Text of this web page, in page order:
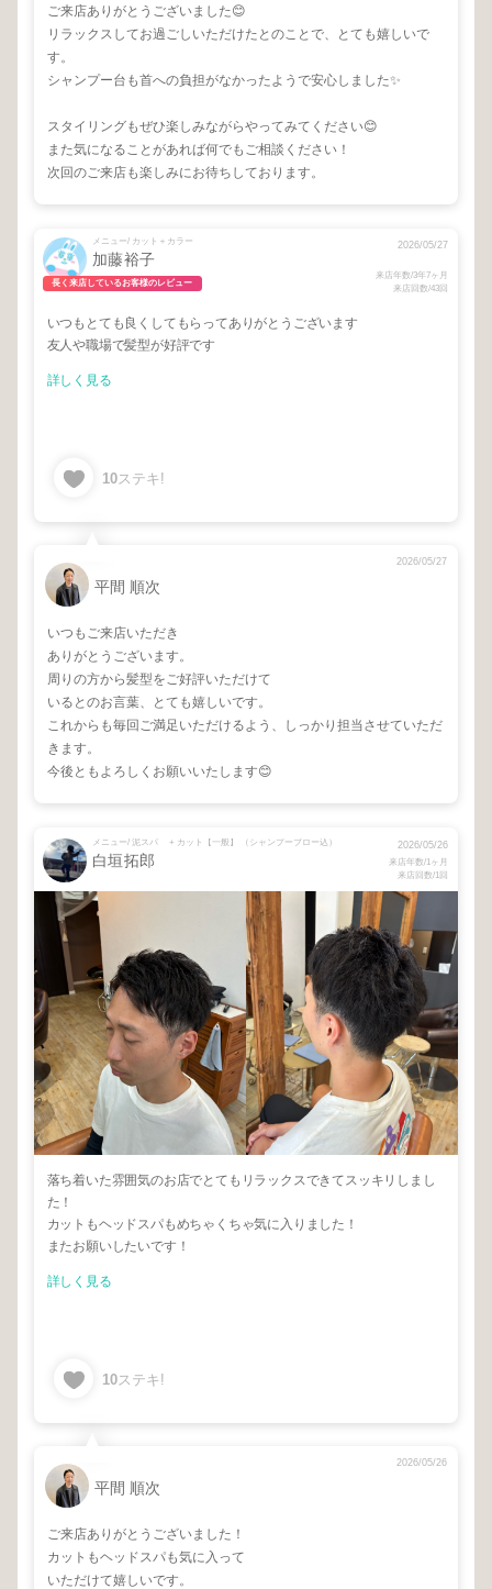
ご来店ありがとうございました😊
リラックスしてお過ごしいただけたとのことで、とても嬉しいで
す。
シャンプー台も首への負担がなかったようで安心しました✨
スタイリングもぜひ楽しみながらやってみてください😊
また気になることがあれば何でもご相談ください！
次回のご来店も楽しみにお待ちしております。
メニュー/ カット＋カラー
加藤裕子
長く来店しているお客様のレビュー
2026/05/27
来店年数/3年7ヶ月
来店回数/43回
いつもとても良くしてもらってありがとうございます
友人や職場で髪型が好評です
詳しく見る
10ステキ!
平間 順次
2026/05/27
いつもご来店いただき
ありがとうございます。
周りの方から髪型をご好評いただけて
いるとのお言葉、とても嬉しいです。
これからも毎回ご満足いただけるよう、しっかり担当させていただ
きます。
今後ともよろしくお願いいたします😊
メニュー/ 泥スパ + カット【一般】 （シャンプーブロー込）
白垣拓郎
2026/05/26
来店年数/1ヶ月
来店回数/1回
落ち着いた雰囲気のお店でとてもリラックスできてスッキリしまし
た！
カットもヘッドスパもめちゃくちゃ気に入りました！
またお願いしたいです！
詳しく見る
10ステキ!
平間 順次
2026/05/26
ご来店ありがとうございました！
カットもヘッドスパも気に入って
いただけて嬉しいです。